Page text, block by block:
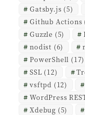
Gatsby.js (5)
Github Actions
Guzzle (5)
nodist (6)
PowerShell (17)
SSL (12)
vsftpd (12)
WordPress
Xdebug (5)